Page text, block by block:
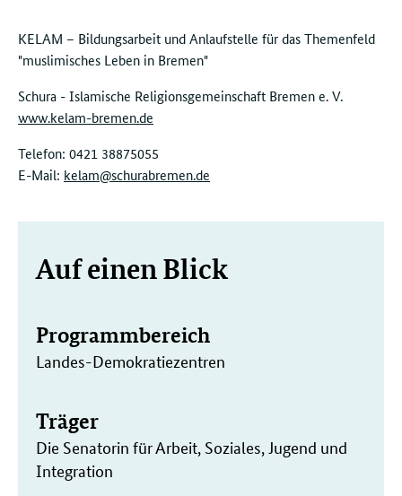
KELAM – Bildungsarbeit und Anlaufstelle für das Themenfeld
"muslimisches Leben in Bremen"
Schura - Islamische Religionsgemeinschaft Bremen e. V.
www.kelam-bremen.de
Telefon: 0421 38875055
E-Mail: kelam@schurabremen.de
Weitere
Auf einen Blick
Programmbereich
Landes-Demokratiezentren
Träger
Die Senatorin für Arbeit, Soziales, Jugend und
Integration